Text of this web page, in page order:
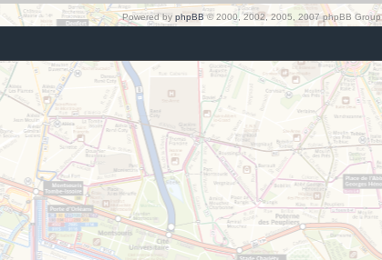
Powered by phpBB© 2000, 2002, 2005, 2007 phpBB Group